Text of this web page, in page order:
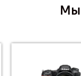
Мы